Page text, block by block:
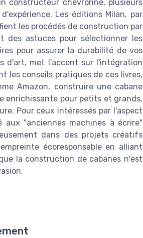
constructeur chevronné, plusieurs
Les éditions Milan, par
les procédés de construction par
des astuces pour sélectionner les
pour assurer la durabilité de vos
d'art, met l'accent sur l'intégration
les conseils pratiques de ces livres,
Amazon, construire une cabane
enrichissante pour petits et grands,
Pour ceux intéressés par l'aspect
"anciennes machines à écrire"
dans des projets créatifs
écoresponsable en alliant
la construction de cabanes n'est